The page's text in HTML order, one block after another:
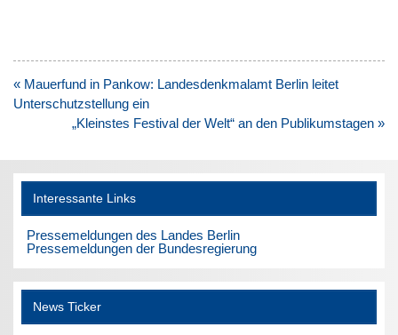
Beitragsnavigation
« Mauerfund in Pankow: Landesdenkmalamt Berlin leitet
Unterschutzstellung ein
„Kleinstes Festival der Welt“ an den Publikumstagen »
Interessante Links
Pressemeldungen des Landes Berlin
Pressemeldungen der Bundesregierung
News Ticker